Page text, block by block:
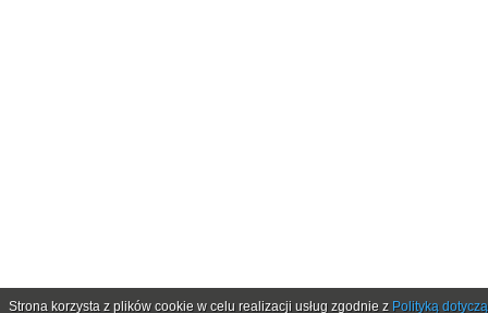
Strona korzysta z plików cookie w celu realizacji usług zgodnie z Polityką